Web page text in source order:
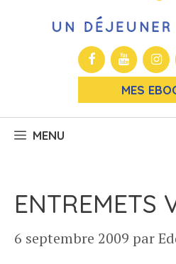
MES
MENU
ENTREMETS
6 septembre 2009 par